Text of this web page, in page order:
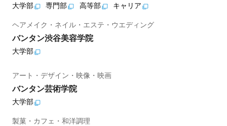
大学部 専門部 高等部 キャリア
ヘアメイク・ネイル・エステ・ウエディング
バンタン渋谷美容学院
大学部
アート・デザイン・映像・映画
バンタン芸術学院
大学部
製菓・カフェ・和洋調理